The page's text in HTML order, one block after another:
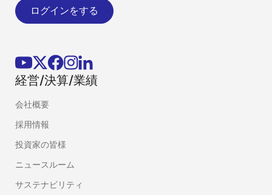
ログインをする
経営/決算/業績
会社概要
採用情報
投資家の皆様
ニュースルーム
サステナビリティ